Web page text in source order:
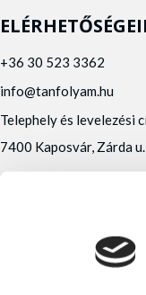
+36 30 523 3362
info@tanfolyam.hu
Telephely és levelezési
7400 Kaposvár, Zárda u.
Felnőttképző engedély
Felnőttképző